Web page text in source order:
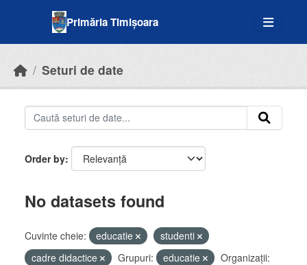
Primăria Timișoara
Seturi de date
Order by
No datasets found
Cuvinte cheie: educatie
studenti
cadre didactice
Grupuri: educatie
Organizații: